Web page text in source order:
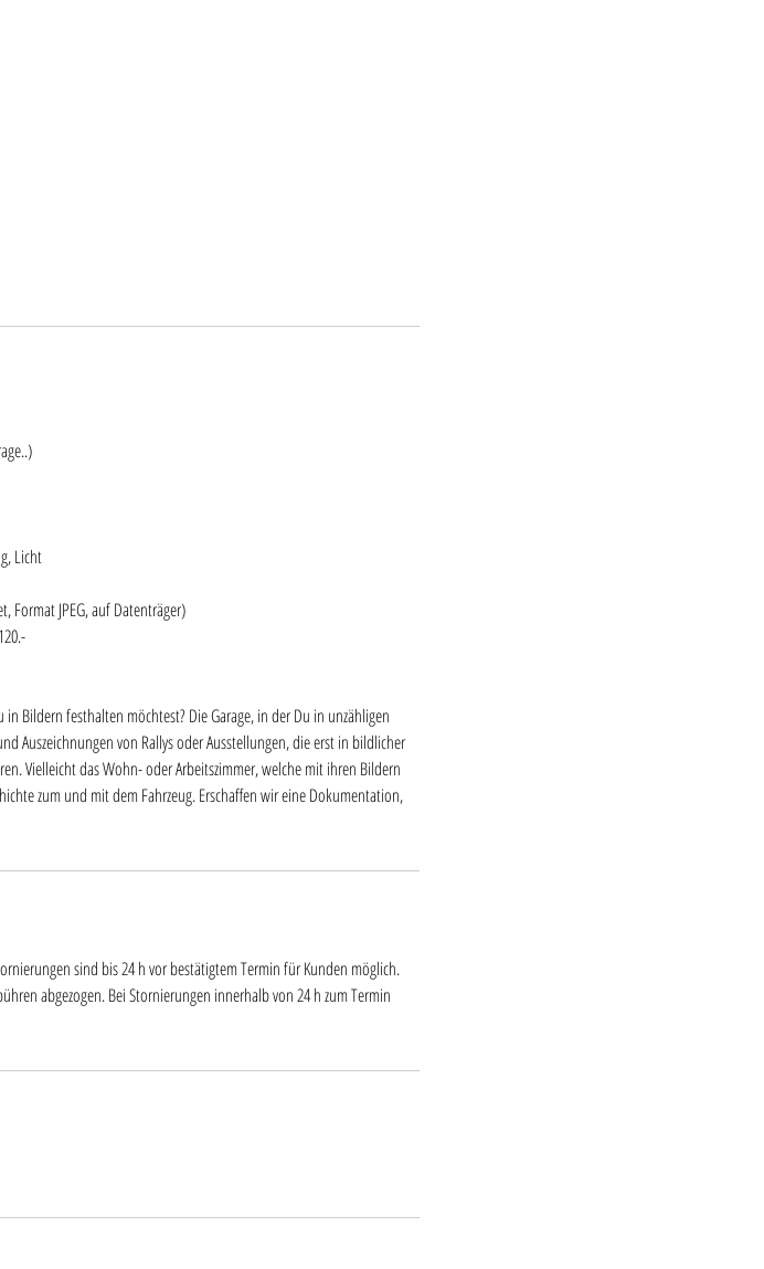
Licht
Format JPEG, auf Datenträger)
Bildern festhalten möchtest? Die Garage, in der Du in unzähligen
Auszeichnungen von Rallys oder Ausstellungen, die erst in bildlicher
Vielleicht das Wohn- oder Arbeitszimmer, welche mit ihren Bildern
zum und mit dem Fahrzeug. Erschaffen wir eine Dokumentation,
sind bis 24 h vor bestätigtem Termin für Kunden möglich.
abgezogen. Bei Stornierungen innerhalb von 24 h zum Termin